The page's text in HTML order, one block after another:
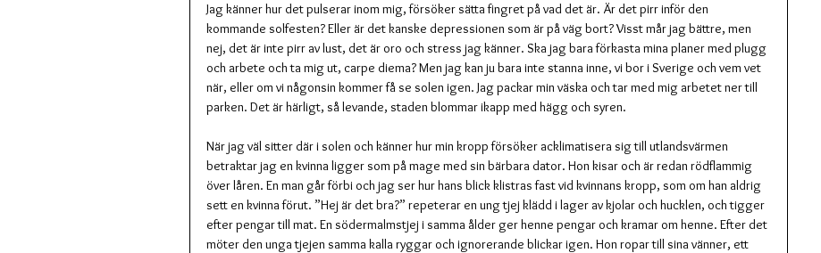
Jag känner hur det pulserar inom mig, försöker sätta fingret på vad det är. Är det pirr inför den
kommande solfesten? Eller är det kanske depressionen som är på väg bort? Visst mår jag bättre, men
nej, det är inte pirr av lust, det är oro och stress jag känner. Ska jag bara förkasta mina planer med plugg
och arbete och ta mig ut, carpe diema? Men jag kan ju bara inte stanna inne, vi bor i Sverige och vem vet
när, eller om vi någonsin kommer få se solen igen. Jag packar min väska och tar med mig arbetet ner till
parken. Det är härligt, så levande, staden blommar ikapp med hägg och syren.
När jag väl sitter där i solen och känner hur min kropp försöker acklimatisera sig till utlandsvärmen
betraktar jag en kvinna ligger som på mage med sin bärbara dator. Hon kisar och är redan rödflammig
över låren. En man går förbi och jag ser hur hans blick klistras fast vid kvinnans kropp, som om han aldrig
sett en kvinna förut. ”Hej är det bra?” repeterar en ung tjej klädd i lager av kjolar och hucklen, och tigger
efter pengar till mat. En södermalmstjej i samma ålder ger henne pengar och kramar om henne. Efter det
möter den unga tjejen samma kalla ryggar och ignorerande blickar igen. Hon ropar till sina vänner, ett